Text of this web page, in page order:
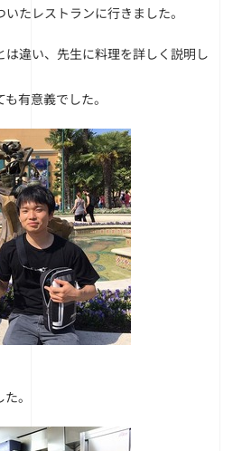
たレストランに行きました。
は違い、先生に料理を詳しく説明し
有意義でした。
。